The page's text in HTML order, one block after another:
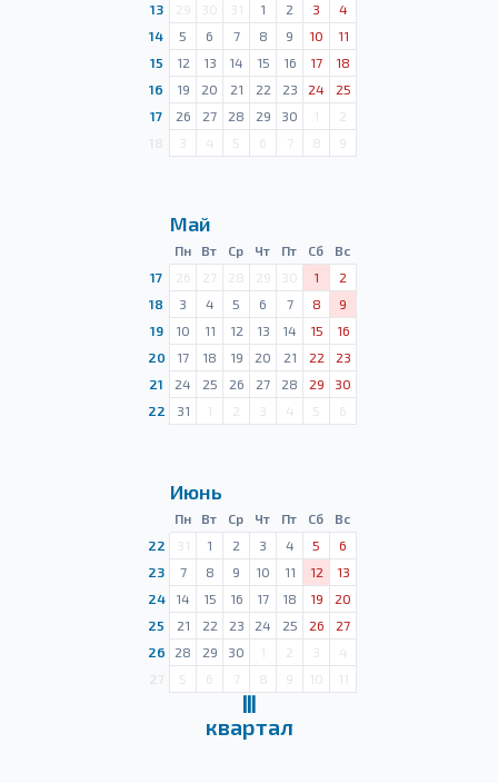
13
29 30 31 1 2 3
4
14
5 6 7 8 9 10
11
15
12 13 14 15 16 17
18
16
19 20 21 22 23 24
25
17
26 27 28 29 30 1
2
3 4 5 6 7 8 9
Май
Пн Вт Ср Чт Пт Сб
Вс
17
26 27 28 29 30 1
2
18
3 4 5 6 7 8
9
19
10 11 12 13 14 15
16
20
17 18 19 20 21 22
23
21
24 25 26 27 28 29
30
22
31 1 2 3 4 5 6
Июнь
Пн Вт Ср Чт Пт Сб
Вс
22
31 1 2 3 4 5
6
23
7 8 9 10 11 12
13
24
14 15 16 17 18 19
20
25
21 22 23 24 25 26
27
26
28 29 30 1 2 3
4
5 6 7 8 9 10 11
Ⅲ
квартал